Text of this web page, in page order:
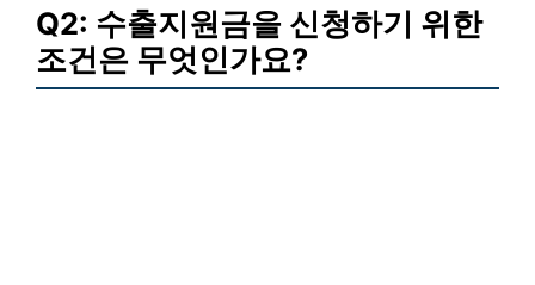
Q2: 수출지원금을 신청하기 위한
조건은 무엇인가요?